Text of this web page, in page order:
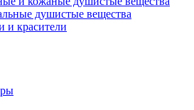
душистые вещества
и красители